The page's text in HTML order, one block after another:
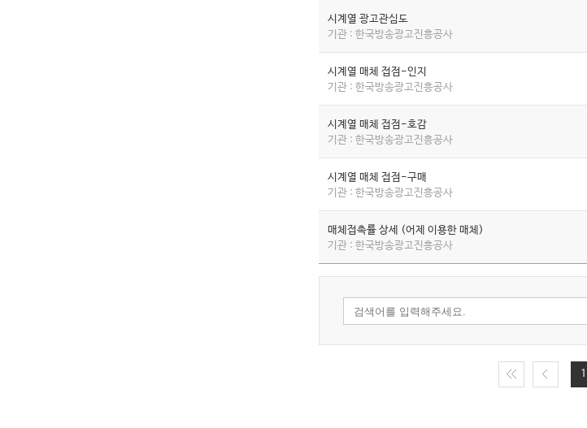
시계열 광고관심도
기관 : 한국방송광고진흥공사
시계열 매체 접점-인지
기관 : 한국방송광고진흥공사
시계열 매체 접점-호감
기관 : 한국방송광고진흥공사
시계열 매체 접점-구매
기관 : 한국방송광고진흥공사
매체접촉률 상세 (어제 이용한 매체)
기관 : 한국방송광고진흥공사
1